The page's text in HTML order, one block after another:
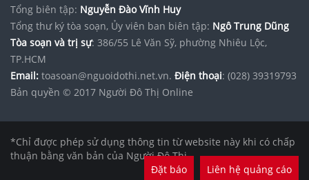
Tổng biên tập: Nguyễn Đào Vĩnh Huy
Tổng thư ký tòa soạn, Ủy viên ban biên tập: Ngô Trung Dũng
Tòa soạn và trị sự: 386/55 Lê Văn Sỹ, phường Nhiêu Lộc,
TP.HCM
Email: toasoan@nguoidothi.net.vn. Điện thoại: (028) 39319793
Bản quyền © 2017 Người Đô Thị Online
*Chỉ được phép sử dụng thông tin từ website này khi có chấp
thuận bằng văn bản của Người Đô Thị.
Đặt báo
Liên hệ quảng cáo